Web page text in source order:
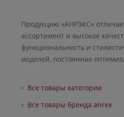
Продукцию «АНРЭКС»
ассортимент и высокое
функциональность и
моделей, постоянная
Все товары категории
Все товары бренда anrex